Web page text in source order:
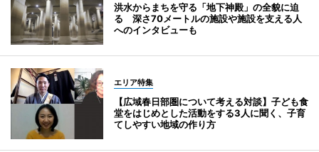
洪水からまちを守る「地下神殿」の全貌に迫
る 深さ70メートルの施設や施設を支える人
へのインタビューも
エリア特集
【広域春日部圏について考える対談】子ども食
堂をはじめとした活動をする3人に聞く、子育
てしやすい地域の作り方